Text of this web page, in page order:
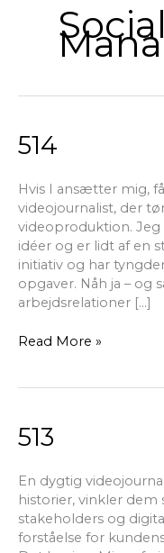
514
Hvis I ansætter mig,
videojournalist, der
videoproduktion.
idéer og er lidt af en
initiativ og har
opgaver. Nåh ja – og
arbejdsrelationer […]
514
Read More »
513
En dygtig
historier, vinkler
stakeholders og
forståelse for
513